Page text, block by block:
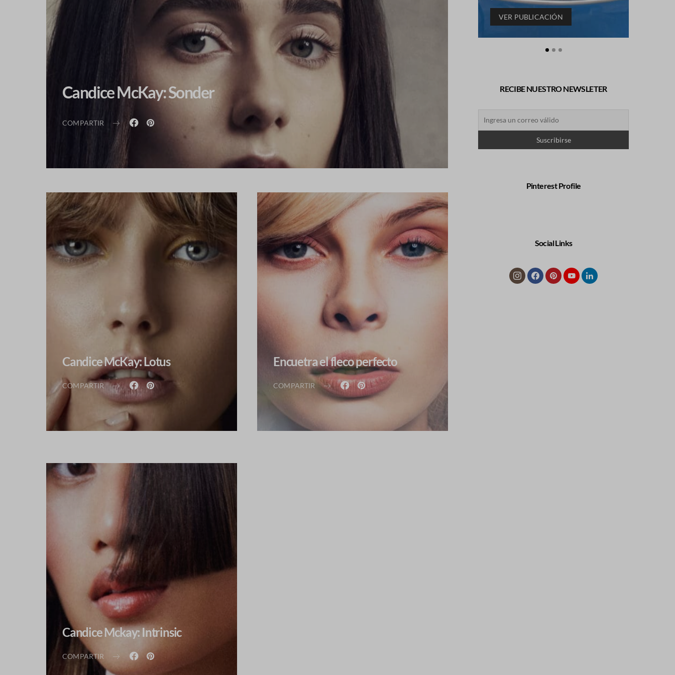
Candice McKay: Sonder
COMPARTIR
Candice McKay: Lotus
COMPARTIR
Encuetra el fleco perfecto
COMPARTIR
Candice Mckay: Intrinsic
COMPARTIR
VER PUBLICACIÓN
RECIBE NUESTRO NEWSLETER
Pinterest Profile
Social Links